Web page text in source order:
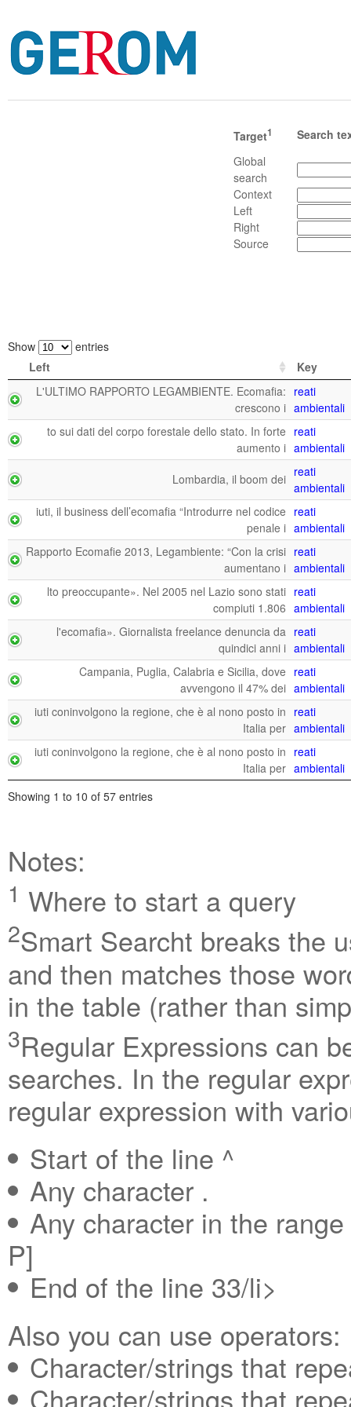
Target1
Search
Global
search
Context
Left
Right
Source
Show
entries
Left
Key
L'ULTIMO RAPPORTO LEGAMBIENTE. Ecomafia:
crescono i
reati
ambientali
to sui dati del corpo forestale dello stato. In forte
aumento i
reati
ambientali
Lombardia, il boom dei reati
ambientali
iuti, il business dell’ecomafia “Introdurre nel codice
penale i
reati
ambientali
Rapporto Ecomafie 2013, Legambiente: “Con la crisi
aumentano i
reati
ambientali
lto preoccupante». Nel 2005 nel Lazio sono stati
compiuti 1.806
reati
ambientali
l'ecomafia». Giornalista freelance denuncia da
quindici anni i
reati
ambientali
Campania, Puglia, Calabria e Sicilia, dove
avvengono il 47% dei
reati
ambientali
iuti coninvolgono la regione, che è al nono posto in
Italia per
reati
ambientali
iuti coninvolgono la regione, che è al nono posto in
Italia per
reati
ambientali
Showing 1 to 10 of 57 entries
Notes:
1 Where to start a query
2Smart Searcht breaks the
and then matches those
in the table (rather than
3Regular Expressions can
searches. In the regular
regular expression with
Start of the line ^
Any character .
Any character in the
P]
End of the line 33/li>
Also you can use operators:
Character/strings that
Character/strings that